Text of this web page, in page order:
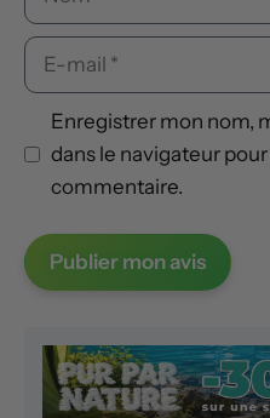
E-
mail
Enregistrer mon nom,
dans le navigateur
commentaire.